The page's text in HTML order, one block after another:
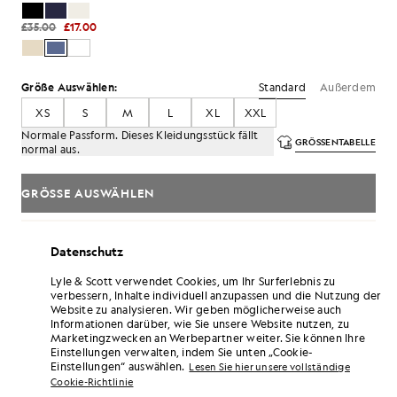
£35.00 £17.00
Größe Auswählen: Standard
Außerdem
XS
S M L XL
XXL
Normale Passform. Dieses Kleidungsstück fällt
normal aus.
GRÖSSENTABELLE
GRÖSSE AUSWÄHLEN
Lieferung nach Hause und Abholstellen. Kostenlose
Rückgabe und Umtausch.
Verdoppeln Sie Ihre Punkte! Sammeln Sie mit
diesem Kauf Punkte bei „102“.
6 points = 1,00 £
ANMELDEN
PRODUKTDETAILS
Datenschutz
Lyle & Scott verwendet Cookies, um Ihr Surferlebnis zu
verbessern, Inhalte individuell anzupassen und die Nutzung der
Website zu analysieren. Wir geben möglicherweise auch
Informationen darüber, wie Sie unsere Website nutzen, zu
Marketingzwecken an Werbepartner weiter. Sie können Ihre
Einstellungen verwalten, indem Sie unten „Cookie-
Einstellungen“ auswählen. Lesen Sie hier unsere vollständige
Cookie-Richtlinie